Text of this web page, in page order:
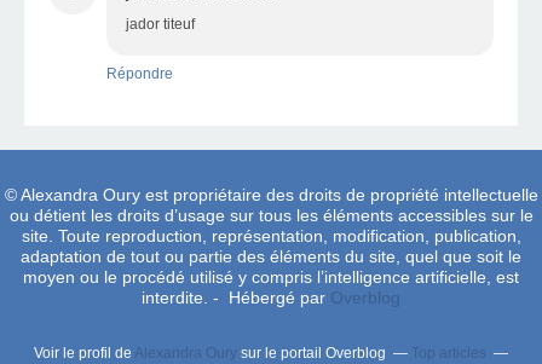
jador titeuf
Répondre
© Alexandra Oury est propriétaire des droits de propriété intellectuelle
ou détient les droits d’usage sur tous les éléments accessibles sur le
site. Toute reproduction, représentation, modification, publication,
adaptation de tout ou partie des éléments du site, quel que soit le
moyen ou le procédé utilisé y compris l’intelligence artificielle, est
interdite. - Hébergé par Overblog
Voir le profil de Alexandra Oury sur le portail Overblog Top articles